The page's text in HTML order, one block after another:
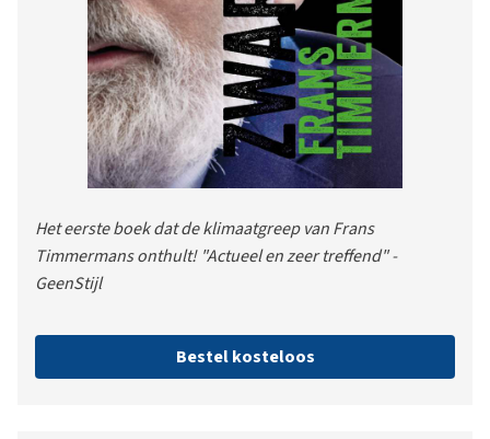
Het eerste boek dat de klimaatgreep van Frans
Timmermans onthult! "Actueel en zeer treffend" -
GeenStijl
Bestel kosteloos